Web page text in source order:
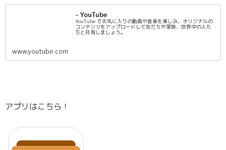
- YouTube
YouTube でお気に入りの動画や音楽を楽しみ、オリジナルの
コンテンツをアップロードして友だちや家族、世界中の人た
ちと共有しましょう。
www.youtube.com
アプリはこちら！